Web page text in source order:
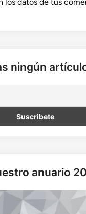
ningún
anuario